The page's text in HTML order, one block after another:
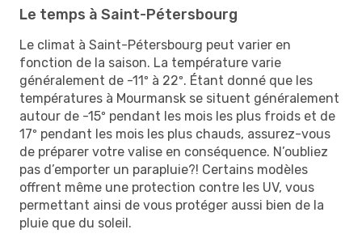
Le temps à Saint-Pétersbourg
Le climat à Saint-Pétersbourg peut varier en
fonction de la saison. La température varie
généralement de -11º à 22º. Étant donné que les
températures à Mourmansk se situent généralement
autour de -15º pendant les mois les plus froids et de
17º pendant les mois les plus chauds, assurez-vous
de préparer votre valise en conséquence. N’oubliez
pas d’emporter un parapluie?! Certains modèles
offrent même une protection contre les UV, vous
permettant ainsi de vous protéger aussi bien de la
pluie que du soleil.